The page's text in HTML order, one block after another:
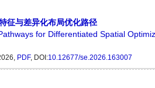
征与差异化布局优化路径
for Differentiated Spatial
PDF, DOI:10.12677/se.2026.163007